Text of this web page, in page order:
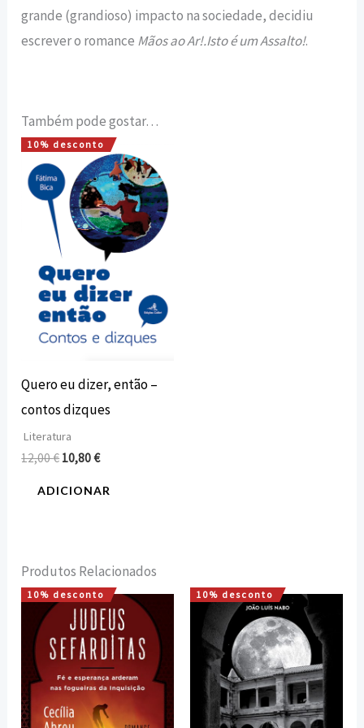
grande (grandioso) impacto na sociedade, decidiu
escrever o romance Mãos ao Ar!.Isto é um Assalto!.
Também pode gostar…
10% desconto
Quero eu dizer, então –
contos dizques
Literatura
12,00€
O
preço
original
era:
12,00 €.
10,80€
O
preço
atual
é:
10,80 €.
ADICIONAR
Produtos Relacionados
10% desconto
O
preço
original
era:
7,50 €.
O
preço
atual
é:
6,75 €.
10% desconto
O
preço
original
era:
15,00 €.
O
preço
atual
é:
13,50 €.